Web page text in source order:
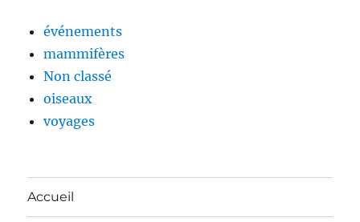
événements
mammifères
Non classé
oiseaux
voyages
Accueil